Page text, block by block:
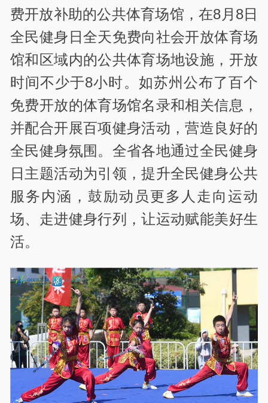
费开放补助的公共体育场馆，在8月8日
全民健身日全天免费向社会开放体育场
馆和区域内的公共体育场地设施，开放
时间不少于8小时。如苏州公布了百个
免费开放的体育场馆名录和相关信息，
并配合开展百项健身活动，营造良好的
全民健身氛围。全省各地通过全民健身
日主题活动为引领，提升全民健身公共
服务内涵，鼓励动员更多人走向运动
场、走进健身行列，让运动赋能美好生
活。